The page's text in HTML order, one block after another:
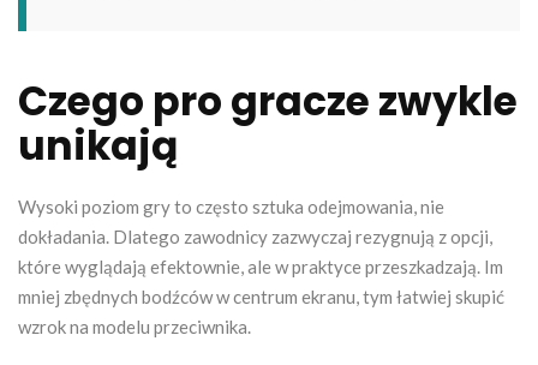
Czego pro gracze zwykle
unikają
Wysoki poziom gry to często sztuka odejmowania, nie
dokładania. Dlatego zawodnicy zazwyczaj rezygnują z opcji,
które wyglądają efektownie, ale w praktyce przeszkadzają. Im
mniej zbędnych bodźców w centrum ekranu, tym łatwiej skupić
wzrok na modelu przeciwnika.